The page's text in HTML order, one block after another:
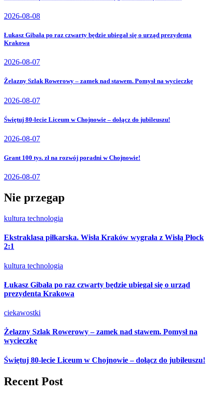
2026-08-08
Łukasz Gibała po raz czwarty będzie ubiegał się o urząd prezydenta
Krakowa
2026-08-07
Żelazny Szlak Rowerowy – zamek nad stawem. Pomysł na wycieczkę
2026-08-07
Świętuj 80-lecie Liceum w Chojnowie – dołącz do jubileuszu!
2026-08-07
Grant 100 tys. zł na rozwój poradni w Chojnowie!
2026-08-07
Nie przegap
kultura technologia
Ekstraklasa piłkarska. Wisła Kraków wygrała z Wisłą Płock
2:1
kultura technologia
Łukasz Gibała po raz czwarty będzie ubiegał się o urząd
prezydenta Krakowa
ciekawostki
Żelazny Szlak Rowerowy – zamek nad stawem. Pomysł na
wycieczkę
Świętuj 80-lecie Liceum w Chojnowie – dołącz do jubileuszu!
Recent Post